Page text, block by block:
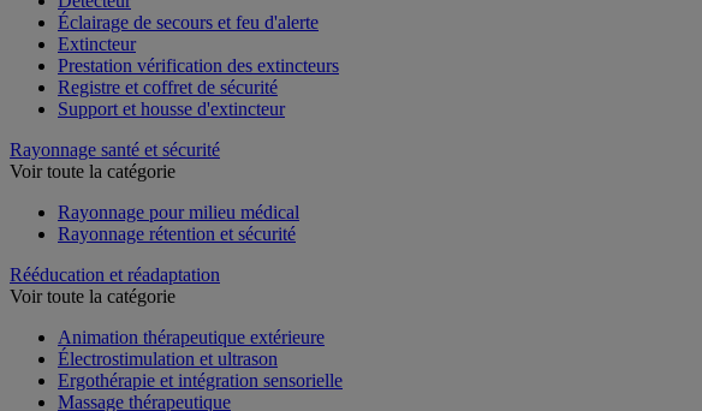
Éclairage de secours et feu d'alerte
Extincteur
Prestation vérification des extincteurs
Registre et coffret de sécurité
Support et housse d'extincteur
Rayonnage santé et sécurité
Voir toute la catégorie
Rayonnage pour milieu médical
Rayonnage rétention et sécurité
Rééducation et réadaptation
Voir toute la catégorie
Animation thérapeutique extérieure
Électrostimulation et ultrason
Ergothérapie et intégration sensorielle
Massage thérapeutique